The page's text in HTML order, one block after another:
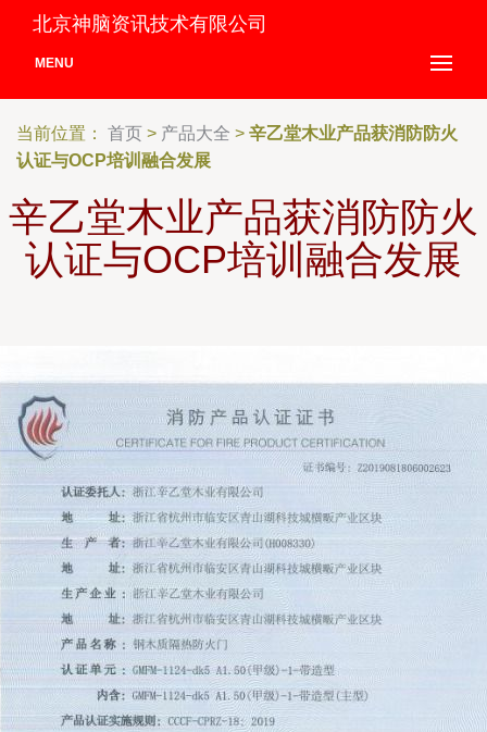
北京神脑资讯技术有限公司
MENU
当前位置： 首页 > 产品大全 > 辛乙堂木业产品获消防防火
认证与OCP培训融合发展
辛乙堂木业产品获消防防火
认证与OCP培训融合发展